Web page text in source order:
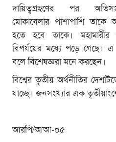
দায়িত্বগ্রহণের পর
মোকাবেলার পাশাপাশি
হতে হবে তাকে। মহামারীর
বিপর্যয়ের মধ্যে পড়ে গেছে।
বলে বিশেষজ্ঞরা মনে করছেন।
বিশ্বের তৃতীয় অর্থনীতির
যাচ্ছে। জনসংখ্যার এক
আরপি/আআ-০৫